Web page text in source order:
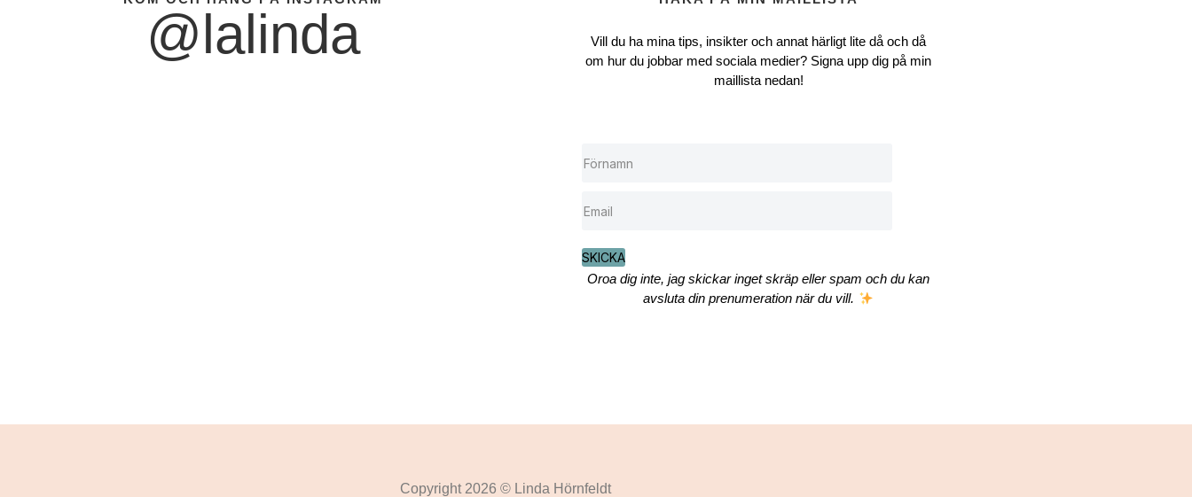
@lalinda
Vill du ha mina tips, insikter och annat härligt lite då och då
om hur du jobbar med sociala medier? Signa upp dig på min
maillista nedan!
SKICKA
Oroa dig inte, jag skickar inget skräp eller spam och du kan
avsluta din prenumeration när du vill.
Copyright 2026 © Linda Hörnfeldt